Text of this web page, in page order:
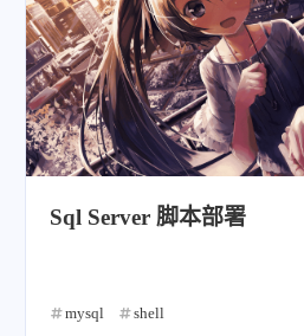
Sql Server 脚本部署
mysql shell